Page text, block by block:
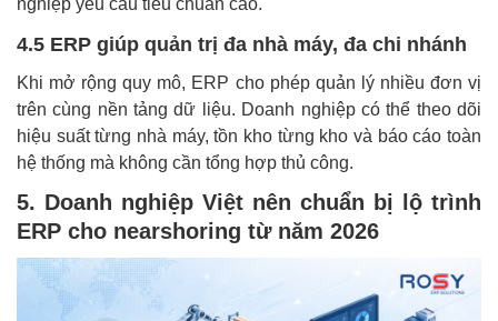
nghiệp yêu cầu tiêu chuẩn cao.
4.5 ERP giúp quản trị đa nhà máy, đa chi nhánh
Khi mở rộng quy mô, ERP cho phép quản lý nhiều đơn vị
trên cùng nền tảng dữ liệu. Doanh nghiệp có thể theo dõi
hiệu suất từng nhà máy, tồn kho từng kho và báo cáo toàn
hệ thống mà không cần tổng hợp thủ công.
5. Doanh nghiệp Việt nên chuẩn bị lộ trình
ERP cho nearshoring từ năm 2026